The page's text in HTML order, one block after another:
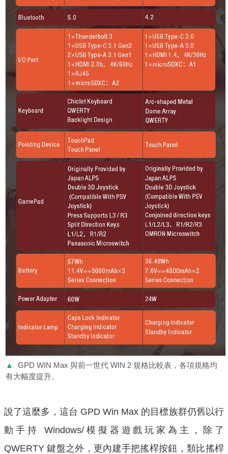
▲
GPD WIN Max 與前一世代 WIN 2 規格比較表，各項規格均
有大幅度提升。
說了這麼多，這台 GPD Win Max 的目標族群仍舊以行
動手持 Windows/模擬器遊戲玩家為主，除了
QWERTY 鍵盤之外，更內建手把搖桿按鈕，類比搖桿